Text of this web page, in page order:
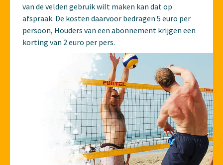
van de velden gebruik wilt maken kan dat op
afspraak. De kosten daarvoor bedragen 5 euro per
persoon, Houders van een abonnement krijgen een
korting van 2 euro per pers.